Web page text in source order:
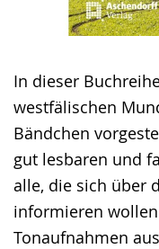
In dieser
westfälischen
Bändchen
gut lesbaren und
alle, die sich über
informieren
Tonaufnahmen